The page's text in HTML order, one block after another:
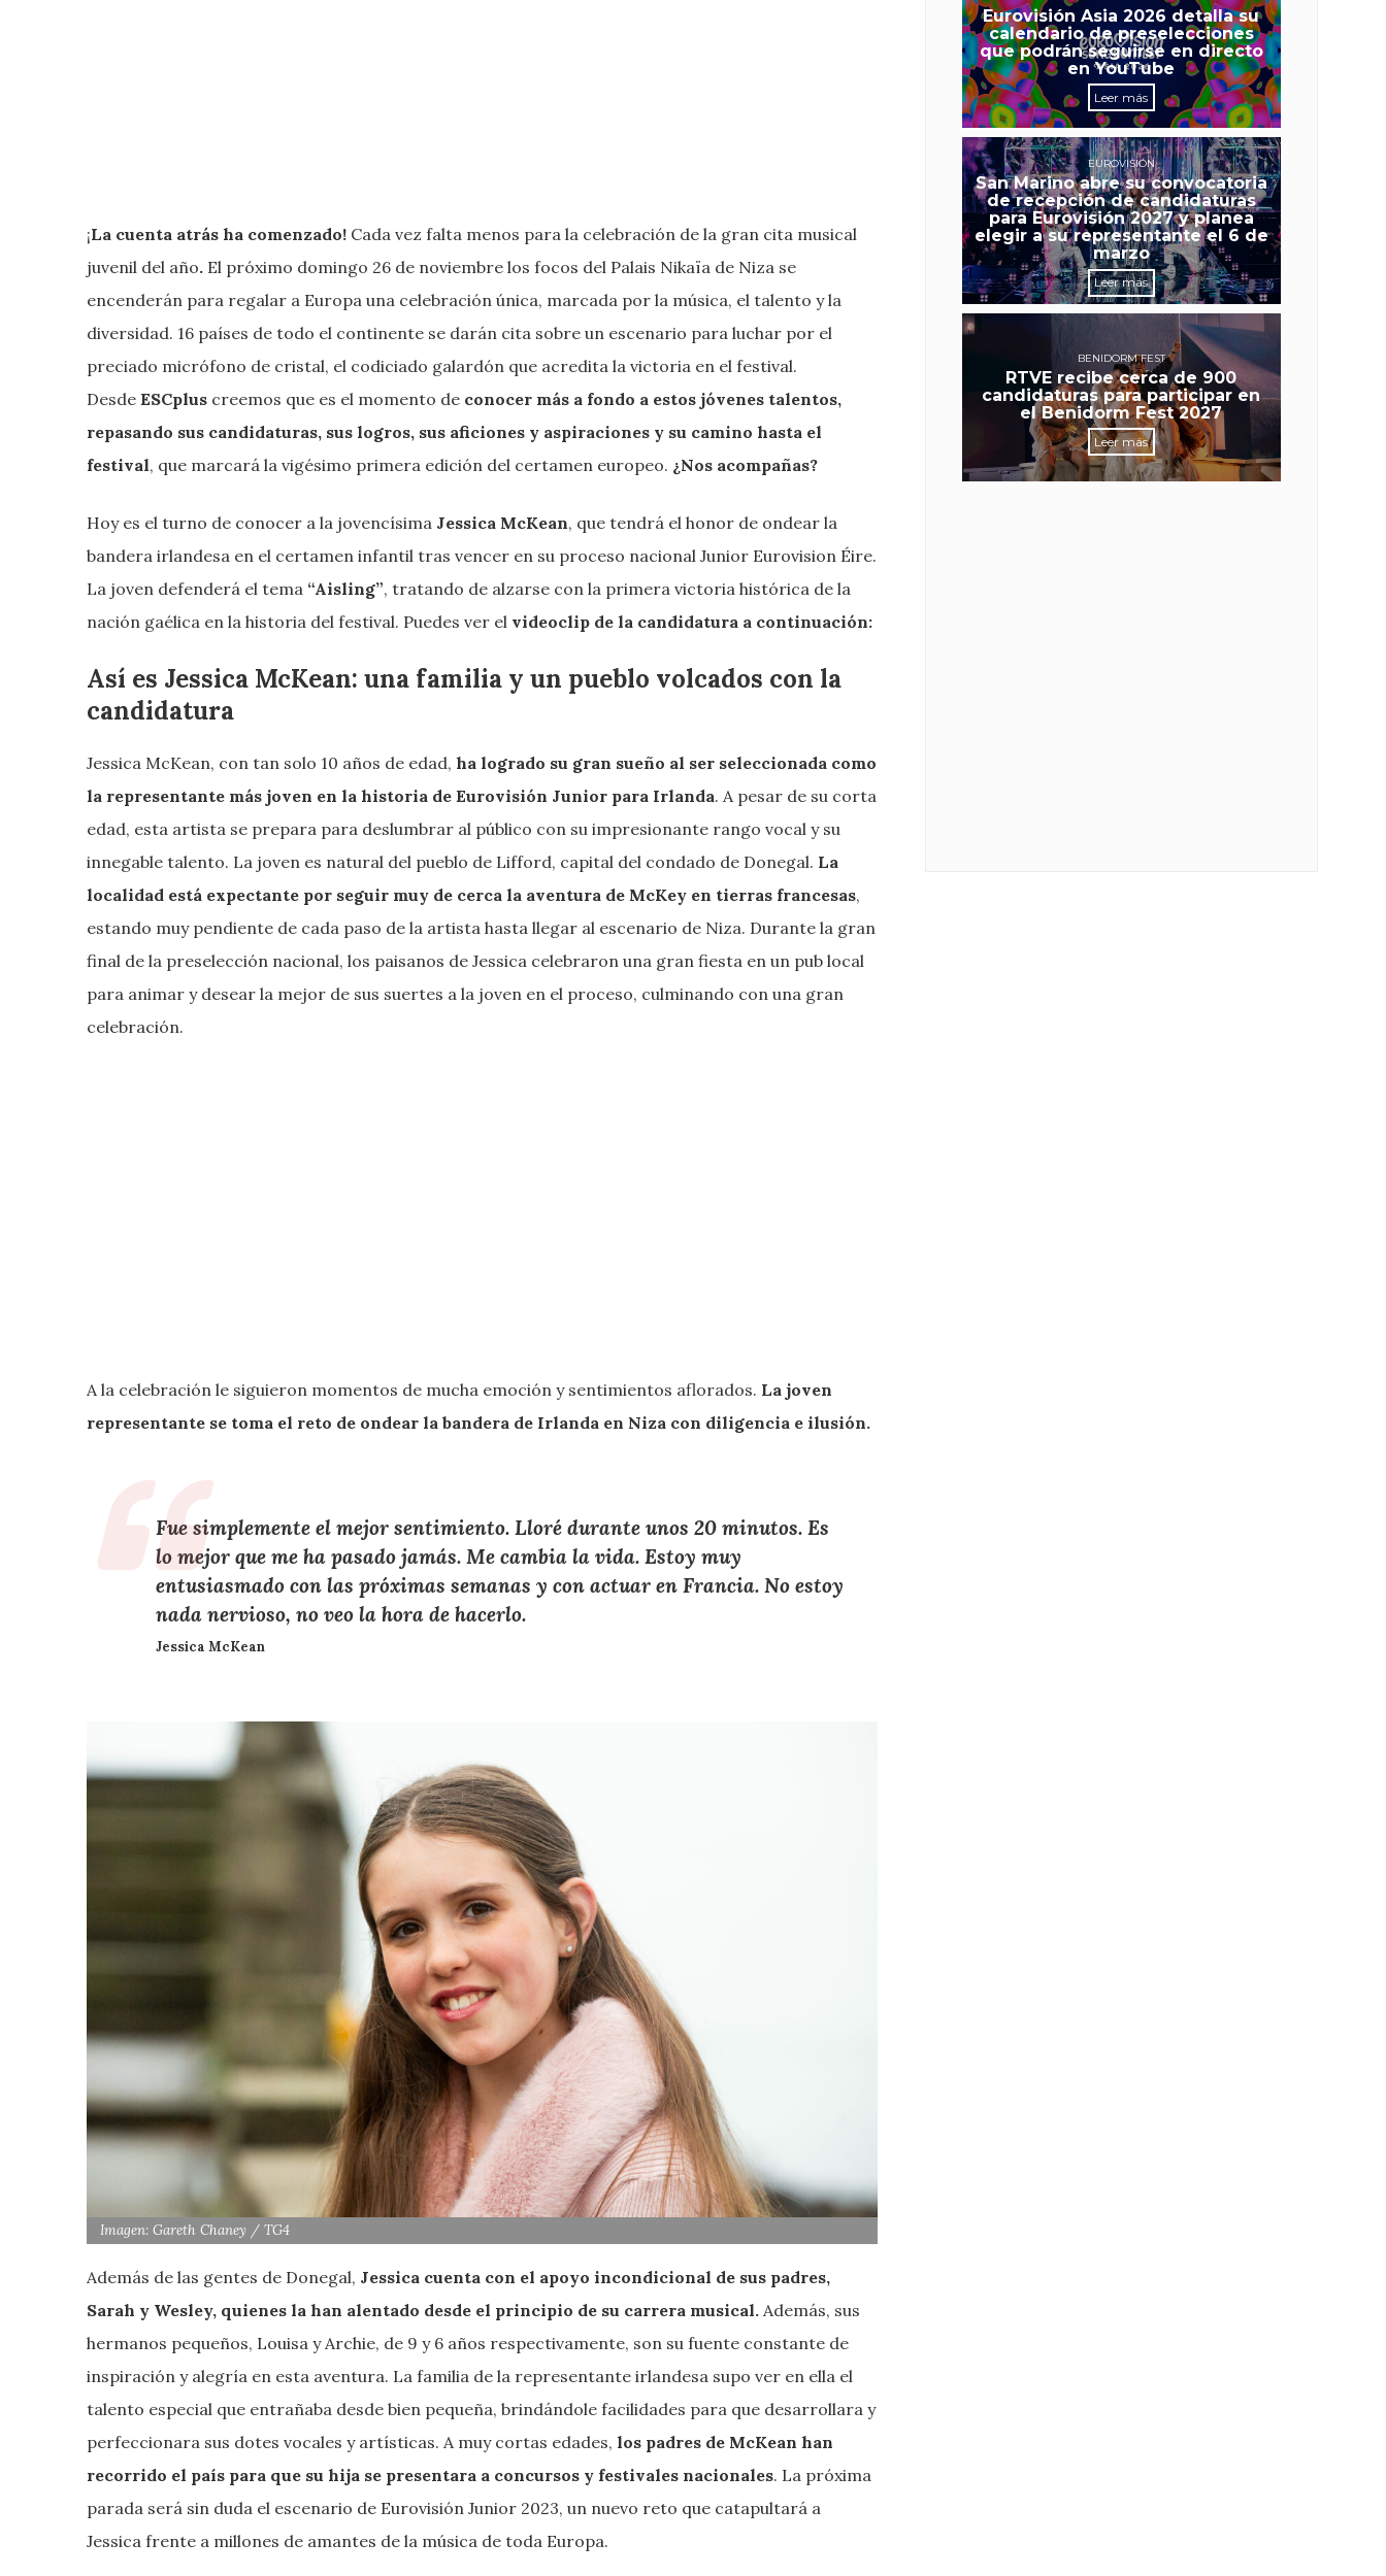
¡La cuenta atrás ha comenzado! Cada vez falta menos para la celebración de la gran cita musical
juvenil del año. El próximo domingo 26 de noviembre los focos del Palais Nikaïa de Niza se
encenderán para regalar a Europa una celebración única, marcada por la música, el talento y la
diversidad. 16 países de todo el continente se darán cita sobre un escenario para luchar por el
preciado micrófono de cristal, el codiciado galardón que acredita la victoria en el festival.
Desde ESCplus creemos que es el momento de conocer más a fondo a estos jóvenes talentos,
repasando sus candidaturas, sus logros, sus aficiones y aspiraciones y su camino hasta el
festival, que marcará la vigésimo primera edición del certamen europeo. ¿Nos acompañas?
Hoy es el turno de conocer a la jovencísima Jessica McKean, que tendrá el honor de ondear la
bandera irlandesa en el certamen infantil tras vencer en su proceso nacional Junior Eurovision Éire.
La joven defenderá el tema “Aisling”, tratando de alzarse con la primera victoria histórica de la
nación gaélica en la historia del festival. Puedes ver el videoclip de la candidatura a continuación:
Así es Jessica McKean: una familia y un pueblo volcados con la
candidatura
Jessica McKean, con tan solo 10 años de edad, ha logrado su gran sueño al ser seleccionada como
la representante más joven en la historia de Eurovisión Junior para Irlanda. A pesar de su corta
edad, esta artista se prepara para deslumbrar al público con su impresionante rango vocal y su
innegable talento. La joven es natural del pueblo de Lifford, capital del condado de Donegal. La
localidad está expectante por seguir muy de cerca la aventura de McKey en tierras francesas,
estando muy pendiente de cada paso de la artista hasta llegar al escenario de Niza. Durante la gran
final de la preselección nacional, los paisanos de Jessica celebraron una gran fiesta en un pub local
para animar y desear la mejor de sus suertes a la joven en el proceso, culminando con una gran
celebración.
A la celebración le siguieron momentos de mucha emoción y sentimientos aflorados. La joven
representante se toma el reto de ondear la bandera de Irlanda en Niza con diligencia e ilusión.
Fue simplemente el mejor sentimiento. Lloré durante unos 20 minutos. Es
lo mejor que me ha pasado jamás. Me cambia la vida. Estoy muy
entusiasmado con las próximas semanas y con actuar en Francia. No estoy
nada nervioso, no veo la hora de hacerlo.
Jessica McKean
Imagen: Gareth Chaney / TG4
Además de las gentes de Donegal, Jessica cuenta con el apoyo incondicional de sus padres,
Sarah y Wesley, quienes la han alentado desde el principio de su carrera musical. Además, sus
hermanos pequeños, Louisa y Archie, de 9 y 6 años respectivamente, son su fuente constante de
inspiración y alegría en esta aventura. La familia de la representante irlandesa supo ver en ella el
talento especial que entrañaba desde bien pequeña, brindándole facilidades para que desarrollara y
perfeccionara sus dotes vocales y artísticas. A muy cortas edades, los padres de McKean han
recorrido el país para que su hija se presentara a concursos y festivales nacionales. La próxima
parada será sin duda el escenario de Eurovisión Junior 2023, un nuevo reto que catapultará a
Jessica frente a millones de amantes de la música de toda Europa.
Eurovisión Asia 2026 detalla su
calendario de preselecciones
que podrán seguirse en directo
en YouTube
Leer más
EUROVISIÓN
San Marino abre su convocatoria
de recepción de candidaturas
para Eurovisión 2027 y planea
elegir a su representante el 6 de
marzo
Leer más
BENIDORM FEST
RTVE recibe cerca de 900
candidaturas para participar en
el Benidorm Fest 2027
Leer más